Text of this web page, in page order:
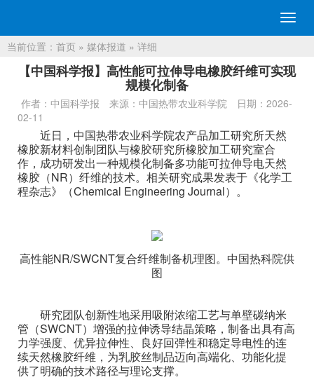
切
换
当前位置： 首页 » 媒体报道 » 详细
【中国科学报】高性能可拉伸导电橡胶纤维可实现
规模化制备
作者：中国科学报 来源：中国热带农业科学院
日期：2026-
02-11
近日，中国热带农业科学院农产品加工研究所天然
橡胶新材料创制团队与橡胶研究所橡胶加工研究室合
作，成功研发出一种规模化制备多功能可拉伸导电天然
橡胶（NR）纤维的技术。相关研究成果发表于《化学工
程杂志》（Chemical Engineering Journal）。
高性能NR/SWCNT复合纤维制备机理图。中国热科院供
图
研究团队创新性地采用吸附浓缩工艺与单壁碳纳米
管（SWCNT）增强的拉伸诱导结晶策略，制备出具有高
力学强度、优异拉伸性、良好回弹性和稳定导电性的连
续天然橡胶纤维，为乳胶丝制品迈向高端化、功能化提
供了明确的技术路径与理论支撑。